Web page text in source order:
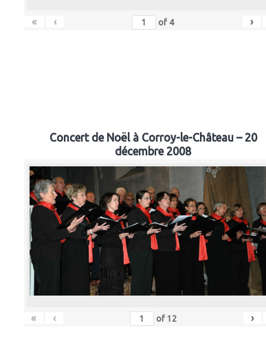
« ‹ of 4 ›
Concert de Noël à Corroy-le-Château – 20
décembre 2008
« ‹ of 12 ›